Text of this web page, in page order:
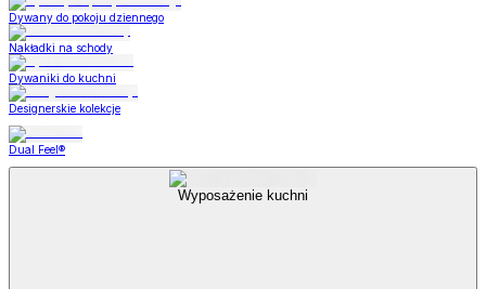
Dywany do pokoju dziennego
Nakładki na schody
Dywaniki do kuchni
Designerskie kolekcje
Dual Feel®
Wyposażenie kuchni